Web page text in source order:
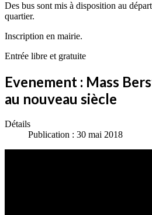
Des bus sont mis à disposition au
quartier.
Inscription en mairie.
Entrée libre et gratuite
Evenement : Mass
au nouveau siècle
Détails
Publication : 30 mai 2018